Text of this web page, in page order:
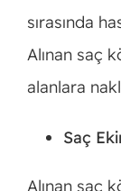
sırasında
Alınan saç
alanlara
Saç
Alınan saç